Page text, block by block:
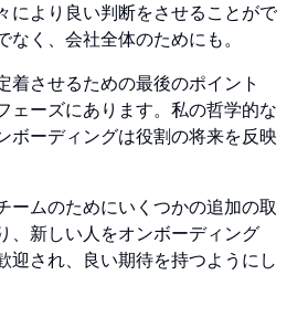
により良い判断をさせることがで
なく、会社全体のためにも。
着させるための最後のポイント
ェーズにあります。私の哲学的な
ボーディングは役割の将来を反映
ームのためにいくつかの追加の取
、新しい人をオンボーディング
迎され、良い期待を持つようにし